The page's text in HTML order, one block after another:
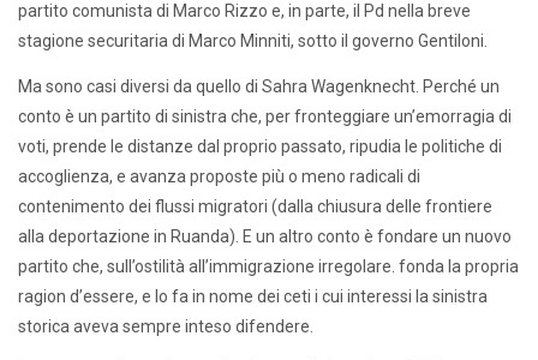
partito comunista di Marco Rizzo e, in parte, il Pd nella breve
stagione securitaria di Marco Minniti, sotto il governo Gentiloni.
Ma sono casi diversi da quello di Sahra Wagenknecht. Perché un
conto è un partito di sinistra che, per fronteggiare un’emorragia di
voti, prende le distanze dal proprio passato, ripudia le politiche di
accoglienza, e avanza proposte più o meno radicali di
contenimento dei flussi migratori (dalla chiusura delle frontiere
alla deportazione in Ruanda). E un altro conto è fondare un nuovo
partito che, sull’ostilità all’immigrazione irregolare. fonda la propria
ragion d’essere, e lo fa in nome dei ceti i cui interessi la sinistra
storica aveva sempre inteso difendere.